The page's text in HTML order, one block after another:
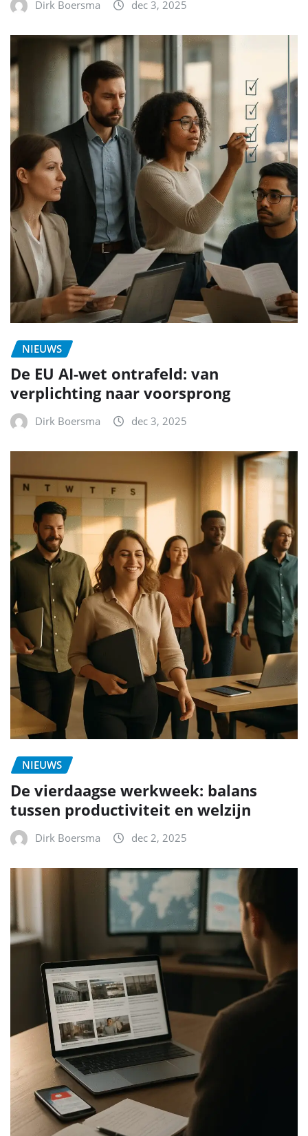
Dirk Boersma dec 3, 2025
NIEUWS
De EU AI-wet ontrafeld: van
verplichting naar voorsprong
Dirk Boersma dec 3, 2025
NIEUWS
De vierdaagse werkweek: balans
tussen productiviteit en welzijn
Dirk Boersma dec 2, 2025